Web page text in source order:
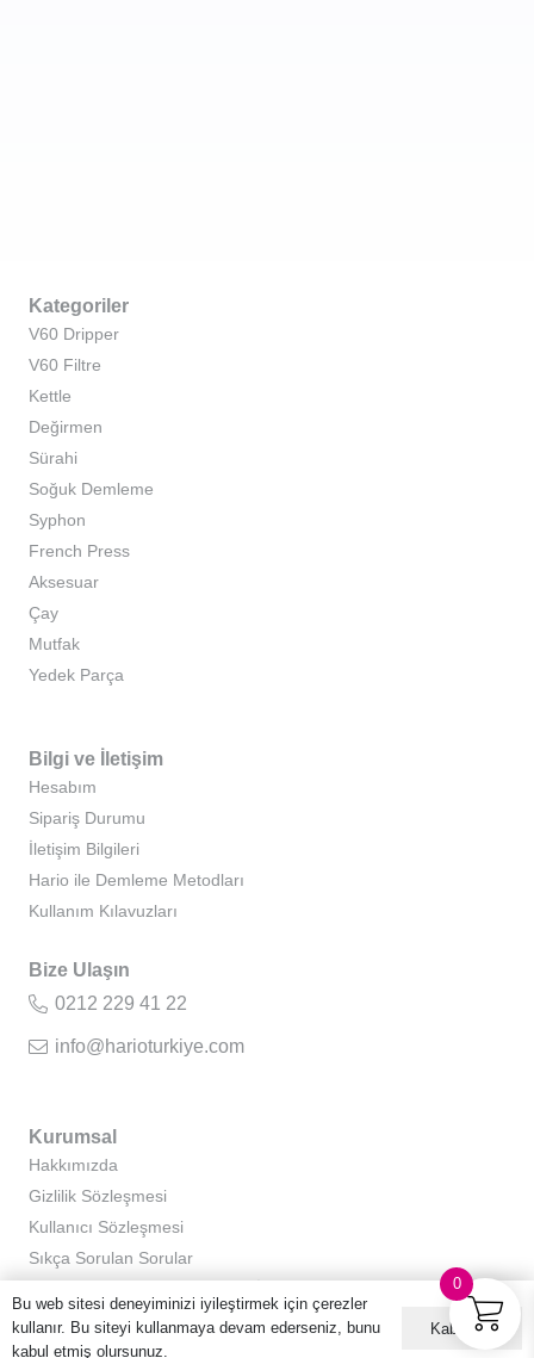
Kategoriler
V60 Dripper
V60 Filtre
Kettle
Değirmen
Sürahi
Soğuk Demleme
Syphon
French Press
Aksesuar
Çay
Mutfak
Yedek Parça
Bilgi ve İletişim
Hesabım
Sipariş Durumu
İletişim Bilgileri
Hario ile Demleme Metodları
Kullanım Kılavuzları
Bize Ulaşın
0212 229 41 22
info@harioturkiye.com
Kurumsal
Hakkımızda
Gizlilik Sözleşmesi
Kullanıcı Sözleşmesi
Sıkça Sorulan Sorular
0
Bu web sitesi deneyiminizi iyileştirmek için çerezler
kullanır. Bu siteyi kullanmaya devam ederseniz, bunu
kabul etmiş olursunuz.
Kabul ET